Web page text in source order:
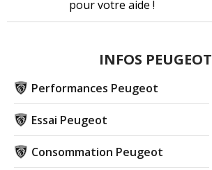
pour votre aide !
INFOS PEUGEOT
Performances Peugeot
Essai Peugeot
Consommation Peugeot